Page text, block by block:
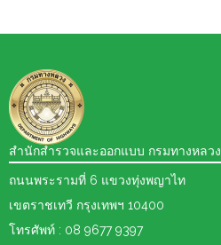
สำนักสำรวจและออกแบบ กรมทางหลวง
ถนนพระรามที่ 6 แขวงทุ่งพญาไท
เขตราชเทวี กรุงเทพฯ 10400
โทรศัพท์ : 08 9677 9397